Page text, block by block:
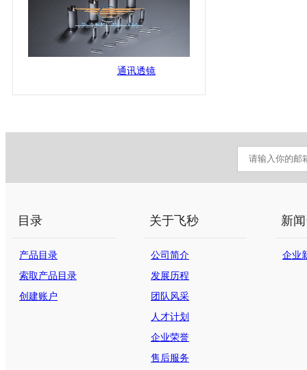
通讯透镜
目录
产品目录
索取产品目录
创建账户
关于飞秒
公司简介
发展历程
团队风采
人才计划
企业荣誉
售后服务
新
企业